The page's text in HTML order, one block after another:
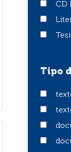
CD
CD
Tesis,
Tipo
texto
texto